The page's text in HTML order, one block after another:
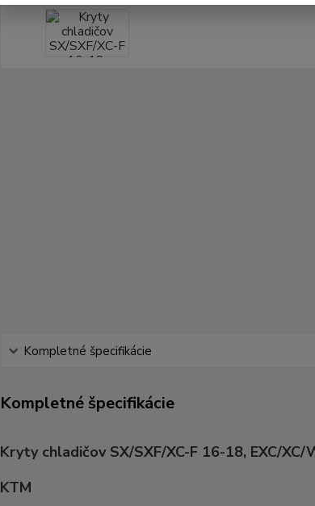
Kompletné špecifikácie
Kompletné špecifikácie
Kryty chladičov SX/SXF/XC-F 16-18, EXC/
KTM